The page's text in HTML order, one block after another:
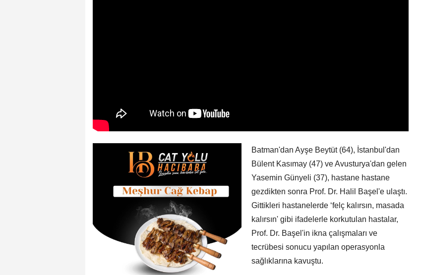
Batman'dan Ayşe Beytüt (64), İstanbul'dan
Bülent Kasımay (47) ve Avusturya'dan gelen
Yasemin Günyeli (37), hastane hastane
gezdikten sonra Prof. Dr. Halil Başel'e ulaştı.
Gittikleri hastanelerde ‘felç kalırsın, masada
kalırsın' gibi ifadelerle korkutulan hastalar,
Prof. Dr. Başel'in ikna çalışmaları ve
tecrübesi sonucu yapılan operasyonla
sağlıklarına kavuştu.